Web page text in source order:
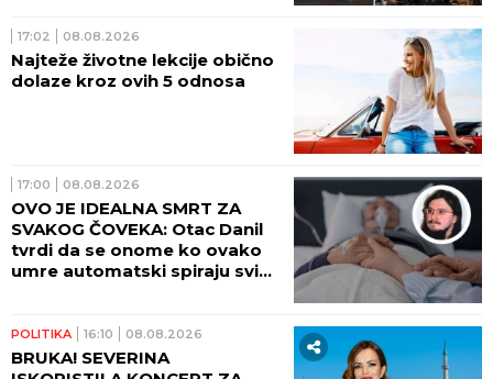
17:02 08.08.2026
Najteže životne lekcije obično
dolaze kroz ovih 5 odnosa
17:00 08.08.2026
OVO JE IDEALNA SMRT ZA
SVAKOG ČOVEKA: Otac Danil
tvrdi da se onome ko ovako
umre automatski spiraju svi
POLITIKA 16:10 08.08.2026
BRUKA! SEVERINA